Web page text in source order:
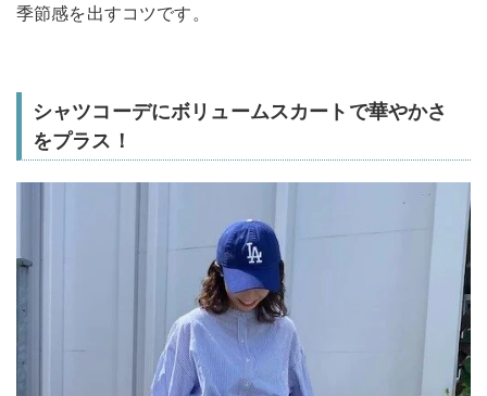
季節感を出すコツです。
シャツコーデにボリュームスカートで華やかさ
をプラス！